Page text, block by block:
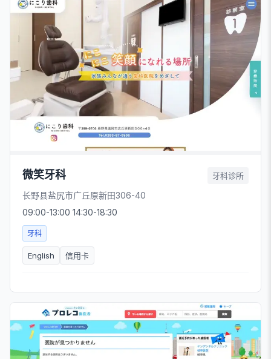
微笑牙科 牙科诊所
长野县盐尻市广丘原新田306-40
09:00-13:00 14:30-18:30
牙科
English 信用卡